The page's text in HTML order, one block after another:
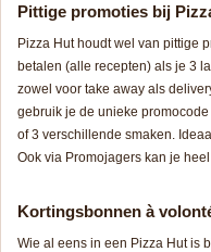
Pittige promoties bij
Pizza Hut houdt wel van pittige
betalen (alle recepten) als je 3
zowel voor take away als
gebruik je de unieke
of 3 verschillende smaken.
Ook via Promojagers kan je
Kortingsbonnen à
Wie al eens in een Pizza Hut is